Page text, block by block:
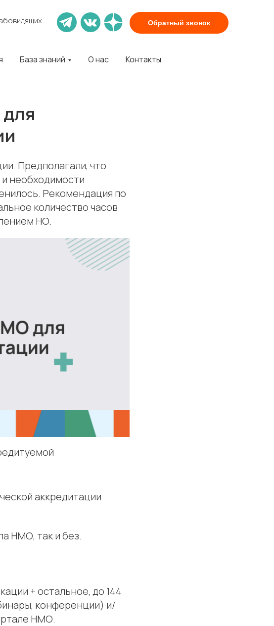
Обратный звонок
База знаний О нас Контакты
Предполагали, что
необходимости
Рекомендация по
количество часов
НО.
аккредитации
НМО, так и без.
+ остальное, до 144
конференции) и/
НМО.